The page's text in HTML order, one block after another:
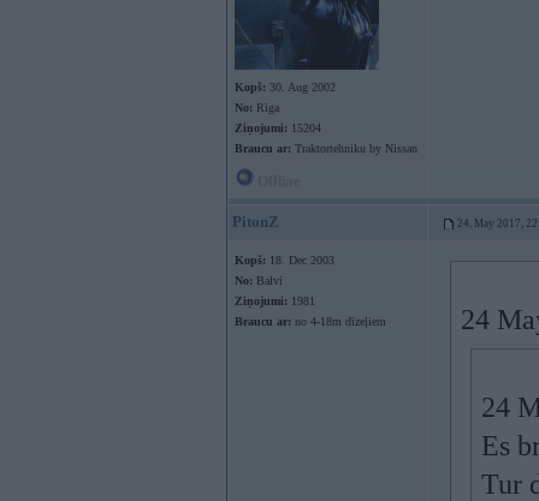
Kopš: 30. Aug 2002
No: Rīga
Ziņojumi: 15204
Braucu ar: Traktortehniku by Nissan
PitonZ 24. May 2017,
Kopš: 18. Dec 2003
No: Balvi
Ziņojumi: 1981
Braucu ar: no 4-18m dīzeļiem 24
24
Es
Tur